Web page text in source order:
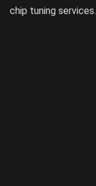
chip tuning services.